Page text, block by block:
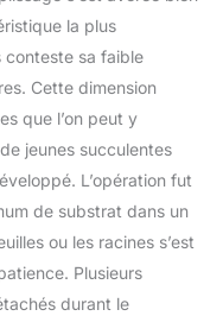
à cette
et ne dégage
désagréable.
: épaisseur : 5
: 30 cm,
: 20 cm,
: 5 cm,
: 15 cm
la plus
sa faible
Cette dimension
que l’on peut y
jeunes succulentes
L’opération fut
de substrat dans un
ou les racines s’est
Plusieurs
durant le